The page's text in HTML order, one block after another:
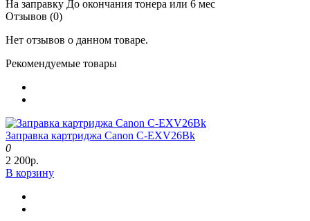
На заправку До окончания тонера или 6 мес
Отзывов (0)
Нет отзывов о данном товаре.
Рекомендуемые товары
Заправка картриджа Canon C-EXV26Bk
0
2 200р.
В корзину